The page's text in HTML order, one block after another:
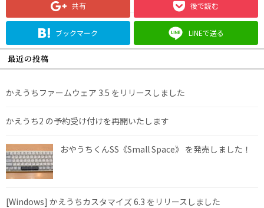
共有 後で読む
ブックマーク LINEで送る
最近の投稿
かえうちファームウェア 3.5 をリリースしました
かえうち2 の予約受け付けを再開いたします
おやうちくんSS《Small Space》 を発売しました！
[Windows] かえうちカスタマイズ 6.3 をリリースしました